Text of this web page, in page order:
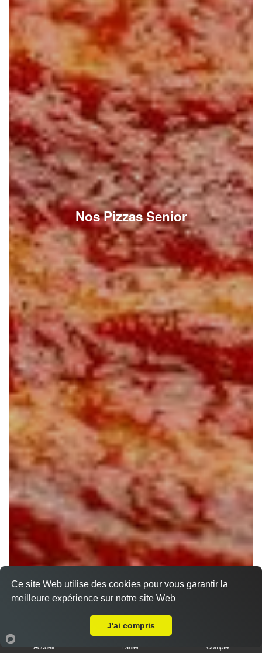
Nos Pizzas Senior
Accueil Panier Compte
Ce site Web utilise des cookies pour vous garantir la
meilleure expérience sur notre site Web
J'ai compris